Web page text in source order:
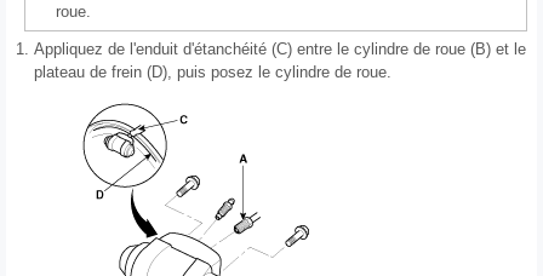
roue.
1. Appliquez de l'enduit d'étanchéité (C) entre le cylindre de roue (B) et le
plateau de frein (D), puis posez le cylindre de roue.